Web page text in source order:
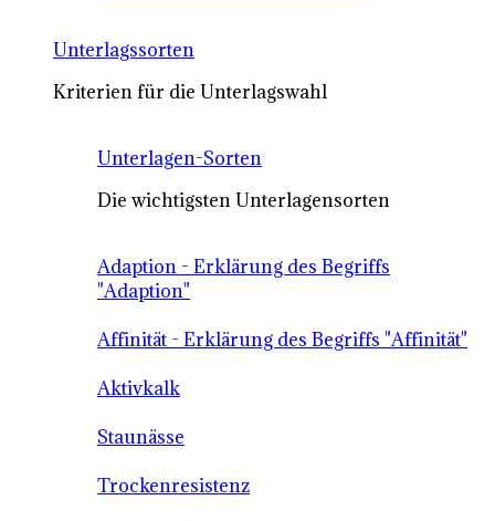
Unterlagssorten
Kriterien für die Unterlagswahl
Unterlagen-Sorten
Die wichtigsten Unterlagensorten
Adaption - Erklärung des Begriffs
"Adaption"
Affinität - Erklärung des Begriffs "Affinität"
Aktivkalk
Staunässe
Trockenresistenz